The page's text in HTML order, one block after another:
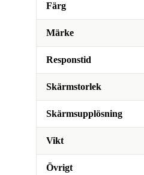
Färg
Märke
Responstid
Skärmstorlek
Skärmsupplösning
Vikt
Övrigt